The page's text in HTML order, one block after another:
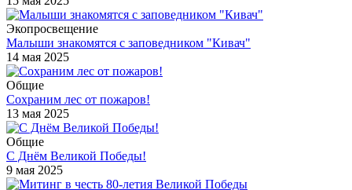
Экопросвещение
Малыши знакомятся с заповедником "Кивач"
14 мая 2025
Общие
Сохраним лес от пожаров!
13 мая 2025
Общие
С Днём Великой Победы!
9 мая 2025